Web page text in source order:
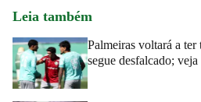
Leia também
Palmeiras voltará a
segue desfalcado; veja